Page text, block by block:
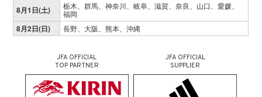
8月1日(土)
栃木、群馬、神奈川、岐阜、滋賀、奈良、山口、愛媛、
福岡
8月2日(日) 長野、大阪、熊本、沖縄
JFA OFFICIAL
TOP PARTNER
JFA OFFICIAL
SUPPLIER